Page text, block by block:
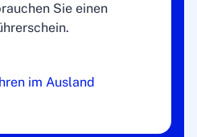
Sie einen
im Ausland